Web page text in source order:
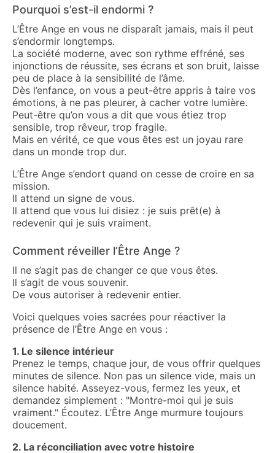
Pourquoi s’est-il endormi ?
L’Être Ange en vous ne disparaît jamais, mais il peut
s’endormir longtemps.
La société moderne, avec son rythme effréné, ses
injonctions de réussite, ses écrans et son bruit, laisse
peu de place à la sensibilité de l’âme.
Dès l’enfance, on vous a peut-être appris à taire vos
émotions, à ne pas pleurer, à cacher votre lumière.
Peut-être qu’on vous a dit que vous étiez trop
sensible, trop rêveur, trop fragile.
Mais en vérité, ce que vous êtes est un joyau rare
dans un monde trop dur.
L’Être Ange s’endort quand on cesse de croire en sa
mission.
Il attend un signe de vous.
Il attend que vous lui disiez : je suis prêt(e) à
redevenir qui je suis vraiment.
Comment réveiller l’Être Ange ?
Il ne s’agit pas de changer ce que vous êtes.
Il s’agit de vous souvenir.
De vous autoriser à redevenir entier.
Voici quelques voies sacrées pour réactiver la
présence de l’Être Ange en vous :
1. Le silence intérieur
Prenez le temps, chaque jour, de vous offrir quelques
minutes de silence. Non pas un silence vide, mais un
silence habité. Asseyez-vous, fermez les yeux, et
demandez simplement : "Montre-moi qui je suis
vraiment." Écoutez. L’Être Ange murmure toujours
doucement.
2. La réconciliation avec votre histoire